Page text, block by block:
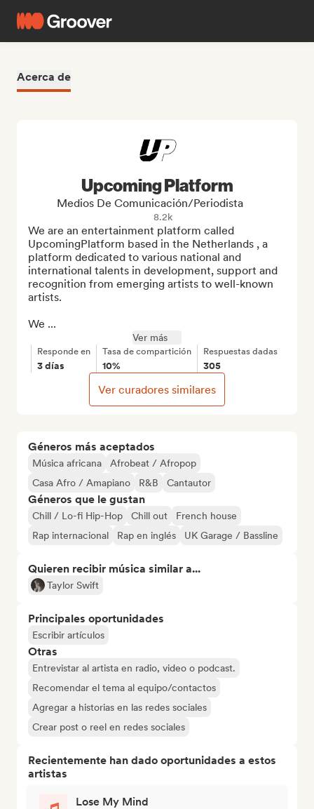
Acerca de
Géneros más aceptados
Música africana
Afrobeat / Afropop
Casa Afro / Amapiano
R&B Cantautor
Géneros que le gustan
Chill / Lo-fi Hip-Hop Chill out
French house
Rap internacional
Rap en inglés UK Garage / Bassline
Quieren recibir música similar a...
Taylor Swift
Principales oportunidades
Escribir artículos
Otras
Entrevistar al artista en radio, video o podcast.
Recomendar el tema al equipo/contactos
Agregar a historias en las redes sociales
Crear post o reel en redes sociales
Recientemente han dado oportunidades a estos
artistas
Lose My Mind
Upcoming Platform
Medios De Comunicación/Periodista
8.2k
We are an entertainment platform called
UpcomingPlatform based in the Netherlands , a
platform dedicated to various national and
international talents in development, support and
recognition from emerging artists to well-known
artists.
We ...
Ver más
Responde en
3 días
Tasa de compartición
10%
Respuestas dadas
305
Ver curadores similares